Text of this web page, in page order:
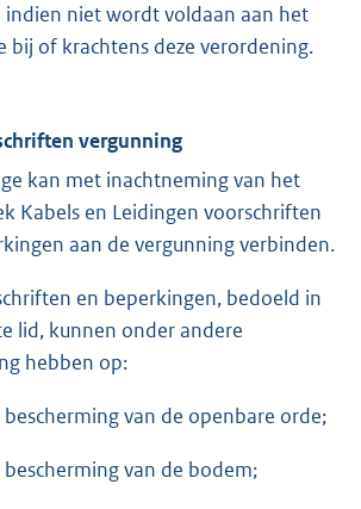
indien niet wordt voldaan aan het
bij of krachtens deze verordening.
vergunning
kan met inachtneming van het
Kabels en Leidingen voorschriften
aan de vergunning verbinden.
en beperkingen, bedoeld in
lid, kunnen onder andere
hebben op:
bescherming van de openbare orde;
bescherming van de bodem;